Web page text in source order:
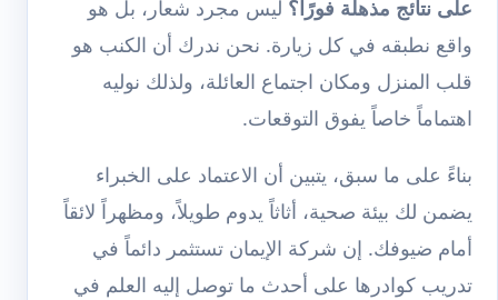
على نتائج مذهلة فورًا؟ ليس مجرد شعار، بل هو
واقع نطبقه في كل زيارة. نحن ندرك أن الكنب هو
قلب المنزل ومكان اجتماع العائلة، ولذلك نوليه
اهتماماً خاصاً يفوق التوقعات.
بناءً على ما سبق، يتبين أن الاعتماد على الخبراء
يضمن لك بيئة صحية، أثاثاً يدوم طويلاً، ومظهراً لائقاً
أمام ضيوفك. إن شركة الإيمان تستثمر دائماً في
تدريب كوادرها على أحدث ما توصل إليه العلم في